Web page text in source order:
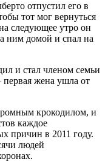
отпустил его в
тот мог вернуться
следующее утро он
ним домой и спал на
и стал членом семьи
жена ушла от
крокодилом, и
каждое
причин в 2011 году.
людей